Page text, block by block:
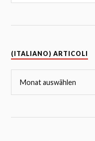
(ITALIANO) ARTICOLI